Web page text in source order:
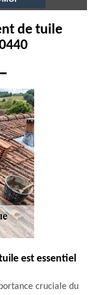
de tuile
est essentiel
cruciale du